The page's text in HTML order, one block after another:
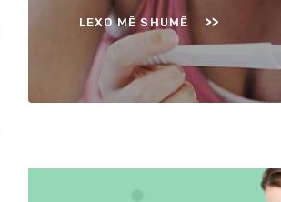
LEXO MË SHUMË